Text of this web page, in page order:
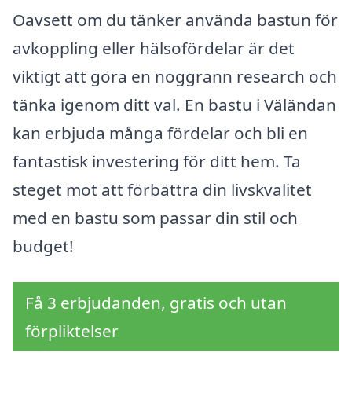
Oavsett om du tänker använda bastun för
avkoppling eller hälsofördelar är det
viktigt att göra en noggrann research och
tänka igenom ditt val. En bastu i Väländan
kan erbjuda många fördelar och bli en
fantastisk investering för ditt hem. Ta
steget mot att förbättra din livskvalitet
med en bastu som passar din stil och
budget!
Få 3 erbjudanden, gratis och utan
förpliktelser